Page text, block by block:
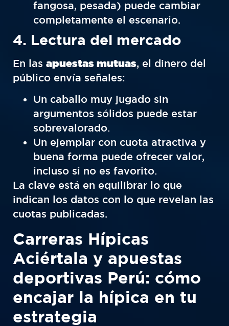
fangosa, pesada) puede cambiar
completamente el escenario.
4. Lectura del mercado
En las apuestas mutuas, el dinero del
público envía señales:
Un caballo muy jugado sin
argumentos sólidos puede estar
sobrevalorado.
Un ejemplar con cuota atractiva y
buena forma puede ofrecer valor,
incluso si no es favorito.
La clave está en equilibrar lo que
indican los datos con lo que revelan las
cuotas publicadas.
Carreras Hípicas
Aciértala y apuestas
deportivas Perú: cómo
encajar la hípica en tu
estrategia